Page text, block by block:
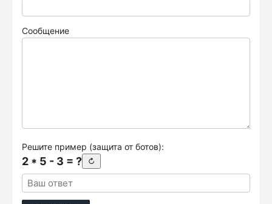
Сообщение
Решите пример (защита от ботов):
2 * 5 - 3 = ? ↻